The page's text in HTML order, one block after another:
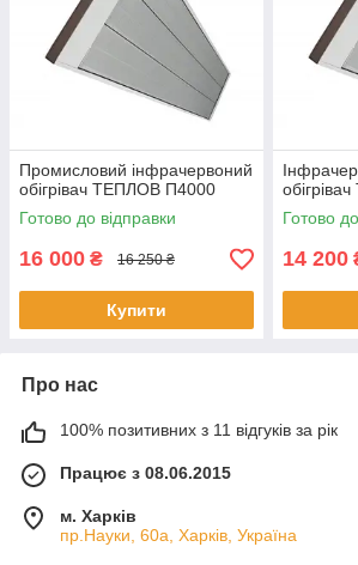
Промисловий інфрачервоний
обігрівач ТЕПЛОВ П4000
Готово до відправки
16 000 ₴ 16 250 ₴
Купити
Готово
14 200
Про нас
100% позитивних з 11 відгуків за рік
Працює з 08.06.2015
м. Харків
пр.Науки, 60а, Харків, Україна